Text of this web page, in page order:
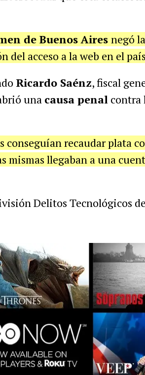
de Buenos Aires negó
del acceso a la web en el
Ricardo Saénz, fiscal
una causa penal contra
conseguían recaudar plata
mismas llegaban a una
Delitos Tecnológicos